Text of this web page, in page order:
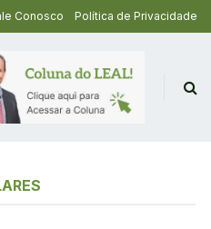
Conosco Política de Privacidade